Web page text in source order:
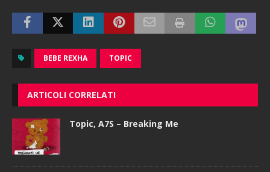
BEBE REXHA TOPIC
ARTICOLI CORRELATI
Topic, A7S – Breaking Me